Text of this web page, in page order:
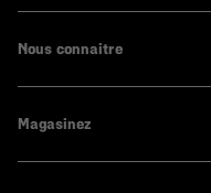
Nous connaitre
Magasinez